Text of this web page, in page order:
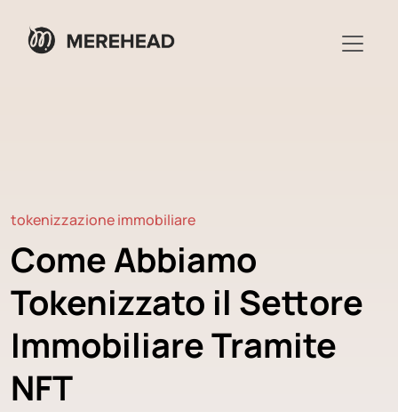
tokenizzazione immobiliare
Come Abbiamo
Tokenizzato il Settore
Immobiliare Tramite
NFT